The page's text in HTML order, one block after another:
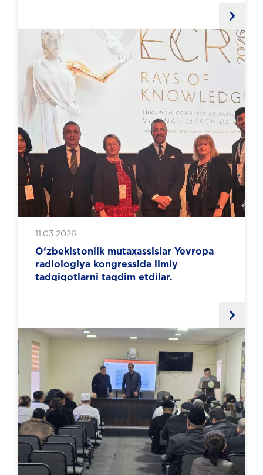
11.03.2026
O‘zbekistonlik mutaxassislar Yevropa
radiologiya kongressida ilmiy
tadqiqotlarni taqdim etdilar.